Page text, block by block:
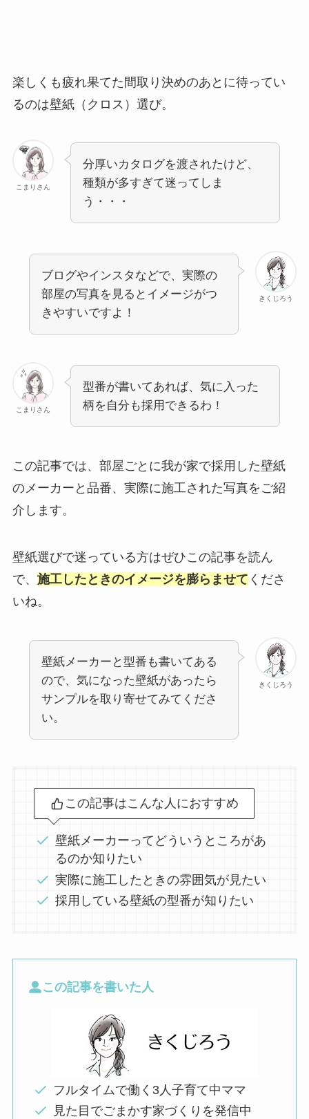
楽しくも疲れ果てた間取り決めのあとに待ってい
るのは壁紙（クロス）選び。
こまりさん
分厚いカタログを渡されたけど、
種類が多すぎて迷ってしま
う・・・
きくじろう
ブログやインスタなどで、実際の
部屋の写真を見るとイメージがつ
きやすいですよ！
こまりさん
型番が書いてあれば、気に入った
柄を自分も採用できるわ！
この記事では、部屋ごとに我が家で採用した壁紙
のメーカーと品番、実際に施工された写真をご紹
介します。
壁紙選びで迷っている方はぜひこの記事を読ん
で、 施工したときのイメージを膨らませて くださ
いね。
きくじろう
壁紙メーカーと型番も書いてある
ので、気になった壁紙があったら
サンプルを取り寄せてみてくださ
い。
この記事はこんな人におすすめ
壁紙メーカーってどういうところがあ
るのか知りたい
実際に施工したときの雰囲気が見たい
採用している壁紙の型番が知りたい
この記事を書いた人
フルタイムで働く3人子育て中ママ
見た目でごまかす家づくりを発信中